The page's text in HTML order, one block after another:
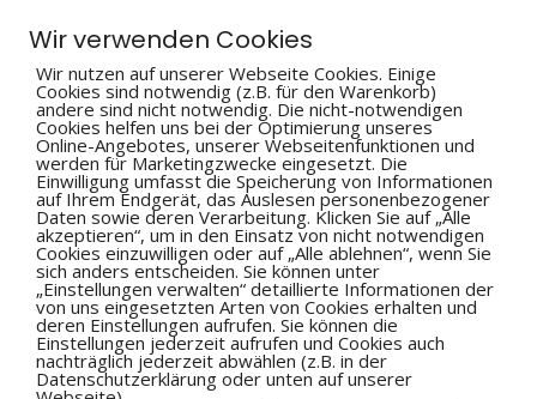
Wir verwenden Cookies
Wir nutzen auf unserer Webseite Cookies. Einige
Cookies sind notwendig (z.B. für den Warenkorb)
andere sind nicht notwendig. Die nicht-notwendigen
Cookies helfen uns bei der Optimierung unseres
Online-Angebotes, unserer Webseitenfunktionen und
werden für Marketingzwecke eingesetzt. Die
Einwilligung umfasst die Speicherung von Informationen
auf Ihrem Endgerät, das Auslesen personenbezogener
Daten sowie deren Verarbeitung. Klicken Sie auf „Alle
akzeptieren“, um in den Einsatz von nicht notwendigen
Cookies einzuwilligen oder auf „Alle ablehnen“, wenn Sie
sich anders entscheiden. Sie können unter
„Einstellungen verwalten“ detaillierte Informationen der
von uns eingesetzten Arten von Cookies erhalten und
deren Einstellungen aufrufen. Sie können die
Einstellungen jederzeit aufrufen und Cookies auch
nachträglich jederzeit abwählen (z.B. in der
Datenschutzerklärung oder unten auf unserer